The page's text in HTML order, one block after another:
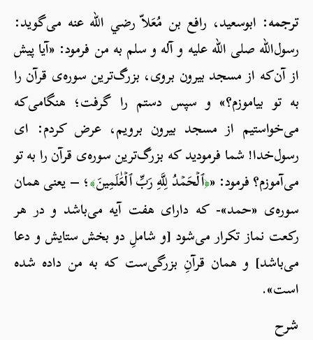
ترجمه: ابوسعید، رافع بن مُعَلاّ رضي الله عنه می‌گوید:
رسول‌الله صلی الله علیه و آله و سلم به من فرمود: «آیا پیش
از آن‌که از مسجد بیرون بروی، بزرگ‌ترین سوره‌ی قرآن را
به تو بياموزم؟» و سپس دستم را گرفت؛ هنگامی‌که
می‌خواستیم از مسجد بیرون برویم، عرض کردم: ای
رسول‌خدا! شما فرمودید که بزرگ‌ترین سوره‌ی قرآن را به تو
می‌آموزم؟ فرمود: «﴿ٱلۡحَمۡدُ لِلَّهِ رَبِّ ٱلۡعَٰلَمِينَ﴾؛ – یعنی همان
سوره‌ی «حمد»- که دارای هفت آیه می‌باشد و در هر
رکعت نماز تکرار می‌شود [و شاملِ دو بخش ستایش و دعا
می‌باشد] و همان قرآنِ بزرگی‌ست که به من داده شده
است».
شرح